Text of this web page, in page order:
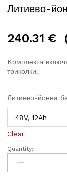
Литиево-
240.31 €
Kомплектa
триколки.
Литиево-йонна
Clear
Литиево-
йонна
батерия
Quantity: